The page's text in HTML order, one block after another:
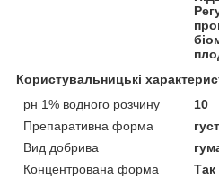
Користувальницькі
рн 1% водного розчину
10
Препаративна форма
Вид добрива
Концентрована форма
Так